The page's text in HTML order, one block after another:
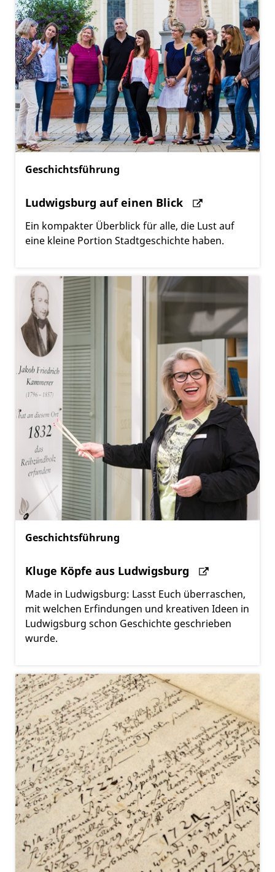
Geschichtsführung
Ludwigsburg auf einen Blick
Ein kompakter Überblick für alle, die Lust auf
eine kleine Portion Stadtgeschichte haben.
Geschichtsführung
Kluge Köpfe aus Ludwigsburg
Made in Ludwigsburg: Lasst Euch überraschen,
mit welchen Erfindungen und kreativen Ideen in
Ludwigsburg schon Geschichte geschrieben
wurde.